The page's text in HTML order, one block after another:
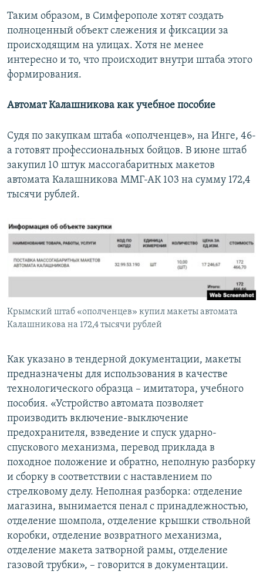
Таким образом, в Симферополе хотят создать
полноценный объект слежения и фиксации за
происходящим на улицах. Хотя не менее
интересно и то, что происходит внутри штаба этого
формирования.
Автомат Калашникова как учебное пособие
Судя по закупкам штаба «ополченцев», на Инге, 46-
а готовят профессиональных бойцов. В июне штаб
закупил 10 штук массогабаритных макетов
автомата Калашникова ММГ-АК 103 на сумму 172,4
тысячи рублей.
Крымский штаб «ополченцев» купил макеты автомата
Калашникова на 172,4 тысячи рублей
Как указано в тендерной документации, макеты
предназначены для использования в качестве
технологического образца – имитатора, учебного
пособия. «Устройство автомата позволяет
производить включение-выключение
предохранителя, взведение и спуск ударно-
спускового механизма, перевод приклада в
походное положение и обратно, неполную разборку
и сборку в соответствии с наставлением по
стрелковому делу. Неполная разборка: отделение
магазина, вынимается пенал с принадлежностью,
отделение шомпола, отделение крышки ствольной
коробки, отделение возвратного механизма,
отделение макета затворной рамы, отделение
газовой трубки», – говорится в документации.